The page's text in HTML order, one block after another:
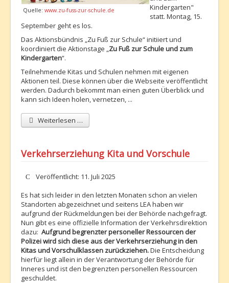
Quelle: www.zu-fuss-zur-schule.de
Kindergarten"
statt. Montag, 15.
September geht es los.
Das Aktionsbündnis „Zu Fuß zur Schule“ initiiert und
koordiniert die Aktionstage „Zu Fuß zur Schule und zum
Kindergarten“.
Teilnehmende Kitas und Schulen nehmen mit eigenen
Aktionen teil. Diese können über die Webseite veröffentlicht
werden. Dadurch bekommt man einen guten Überblick und
kann sich Ideen holen, vernetzen, ...
Weiterlesen …
Verkehrserziehung Kita und Vorschule
DetailsVeröffentlicht: 11. Juli 2025
Es hat sich leider in den letzten Monaten schon an vielen
Standorten abgezeichnet und seitens LEA haben wir
aufgrund der Rückmeldungen bei der Behörde nachgefragt.
Nun gibt es eine offizielle Information der Verkehrsdirektion
dazu: Aufgrund begrenzter personeller Ressourcen der
Polizei wird sich diese aus der Verkehrserziehung in den
Kitas und Vorschulklassen zurückziehen.Die Entscheidung
hierfür liegt allein in der Verantwortung der Behörde für
Inneres und ist den begrenzten personellen Ressourcen
geschuldet.